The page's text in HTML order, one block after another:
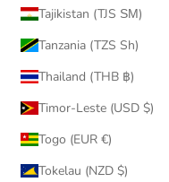
Tajikistan (TJS ЅМ)
Tanzania (TZS Sh)
Thailand (THB ฿)
Timor-Leste (USD $)
Togo (EUR €)
Tokelau (NZD $)